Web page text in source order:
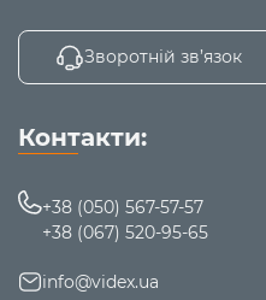
Зворотній зв’язок
Контакти:
+38 (050) 567-57-57
+38 (067) 520-95-65
info@videx.ua